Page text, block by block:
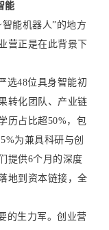
能
能机器人”的地方
营正是在此背景下
选48位具身智能初
转化团队、产业链
历占比超50%，包
为兼具科研与创
提供6个月的深度
地到资本链接，全
的生力军。创业营